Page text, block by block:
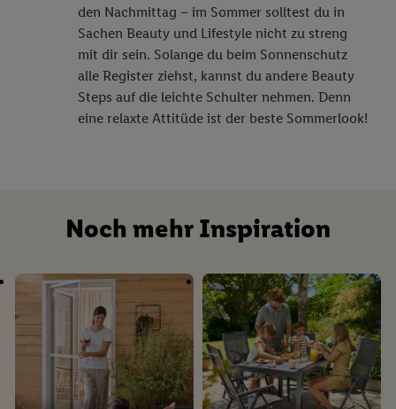
den Nachmittag – im Sommer solltest du in
Sachen Beauty und Lifestyle nicht zu streng
mit dir sein. Solange du beim Sonnenschutz
alle Register ziehst, kannst du andere Beauty
Steps auf die leichte Schulter nehmen. Denn
eine relaxte Attitüde ist der beste Sommerlook!
Noch mehr Inspiration